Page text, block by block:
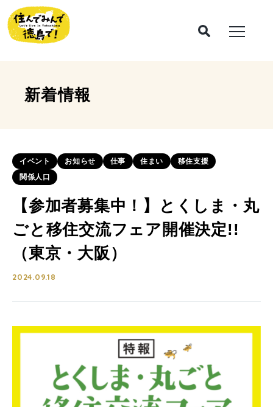
新着情報
イベント お知らせ 仕事 住まい
移住支援
関係人口
【参加者募集中！】とくしま・丸
ごと移住交流フェア開催決定!!
（東京・大阪）
2024.09.18